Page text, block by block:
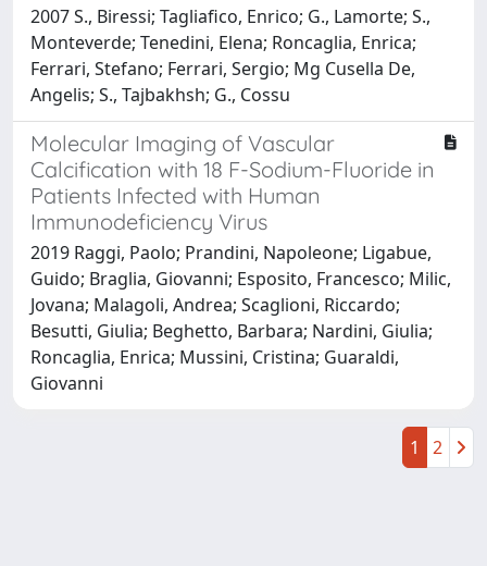
2007 S., Biressi; Tagliafico, Enrico; G., Lamorte; S.,
Monteverde; Tenedini, Elena; Roncaglia, Enrica;
Ferrari, Stefano; Ferrari, Sergio; Mg Cusella De,
Angelis; S., Tajbakhsh; G., Cossu
Molecular Imaging of Vascular
Calcification with 18 F-Sodium-Fluoride in
Patients Infected with Human
Immunodeficiency Virus
2019 Raggi, Paolo; Prandini, Napoleone; Ligabue,
Guido; Braglia, Giovanni; Esposito, Francesco; Milic,
Jovana; Malagoli, Andrea; Scaglioni, Riccardo;
Besutti, Giulia; Beghetto, Barbara; Nardini, Giulia;
Roncaglia, Enrica; Mussini, Cristina; Guaraldi,
Giovanni
1 2